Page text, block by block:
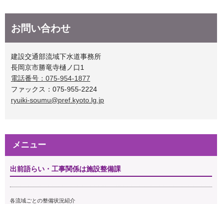
お問い合わせ
建設交通部流域下水道事務所
長岡京市勝竜寺樋ノ口1
電話番号：075-954-1877
ファックス：075-955-2224
ryuiki-soumu@pref.kyoto.lg.jp
メニュー
出前語らい・工事関係は施設整備課
各流域ごとの整備状況紹介